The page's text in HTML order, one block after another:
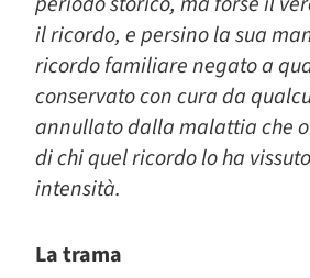
il ricordo, e persino la sua
ricordo familiare negato a
conservato con cura da
annullato dalla malattia che
di chi quel ricordo lo ha
intensità.
La trama